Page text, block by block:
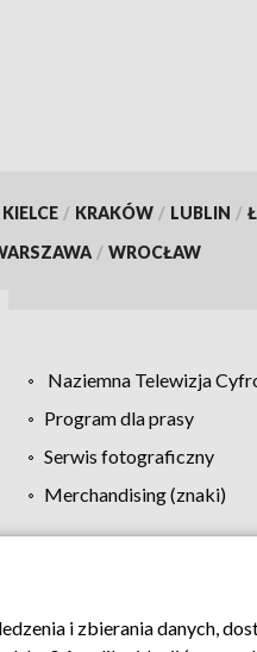
KIELCE / KRAKÓW / LUBLIN /
/ WROCŁAW
Naziemna Telewizja
Program dla prasy
Serwis fotograficzny
Merchandising (znaki)
Biuro reklamy
i zbierania danych,